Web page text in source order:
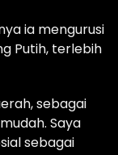
ia mengurusi
Putih, terlebih
sebagai
Saya
sebagai